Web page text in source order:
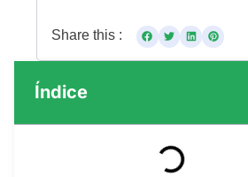
Share this :
Índice